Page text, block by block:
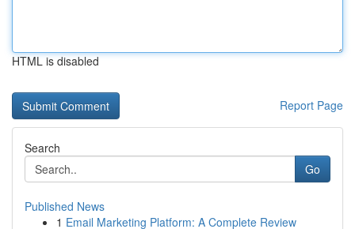
HTML is disabled
Report Page
Search
Go
Published News
1 Email Marketing Platform: A Complete Review